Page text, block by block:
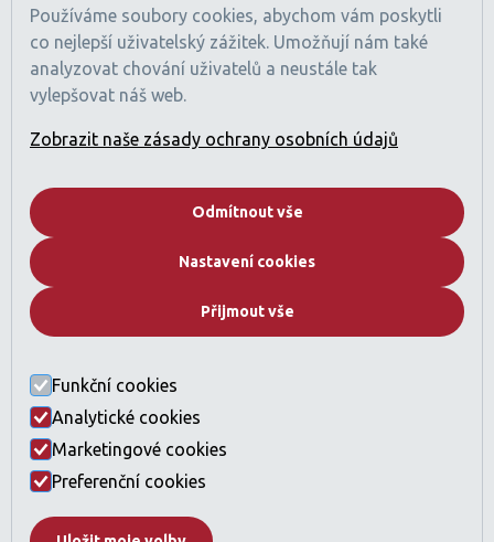
Dubaj, SAE
Číslo obchodní licence: 1470425
Registrace RERA: 49189
Obchodní registr: 2529912
Licencovaná činnost: Zprostředkování nákupu a prodeje
nemovitostí
s požadavky regulací SAE).
Kdo jsme
Developeři
Právní ustanovení a GDPR
Licence a compliance
Nastavení cookies
Používáme soubory cookies, abychom vám poskytli
co nejlepší uživatelský zážitek. Umožňují nám také
analyzovat chování uživatelů a neustále tak
vylepšovat náš web.
Zobrazit naše zásady ochrany osobních údajů
Odmítnout vše
Nastavení cookies
Přijmout vše
Funkční cookies
Analytické cookies
Marketingové cookies
Preferenční cookies